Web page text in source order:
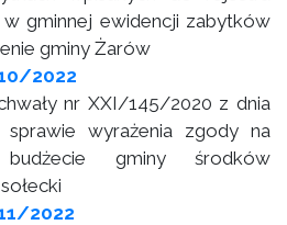
gminnej ewidencji zabytków
gminy Żarów
2022
nr XXI/145/2020 z dnia
wyrażenia zgody na
gminy środków
2022